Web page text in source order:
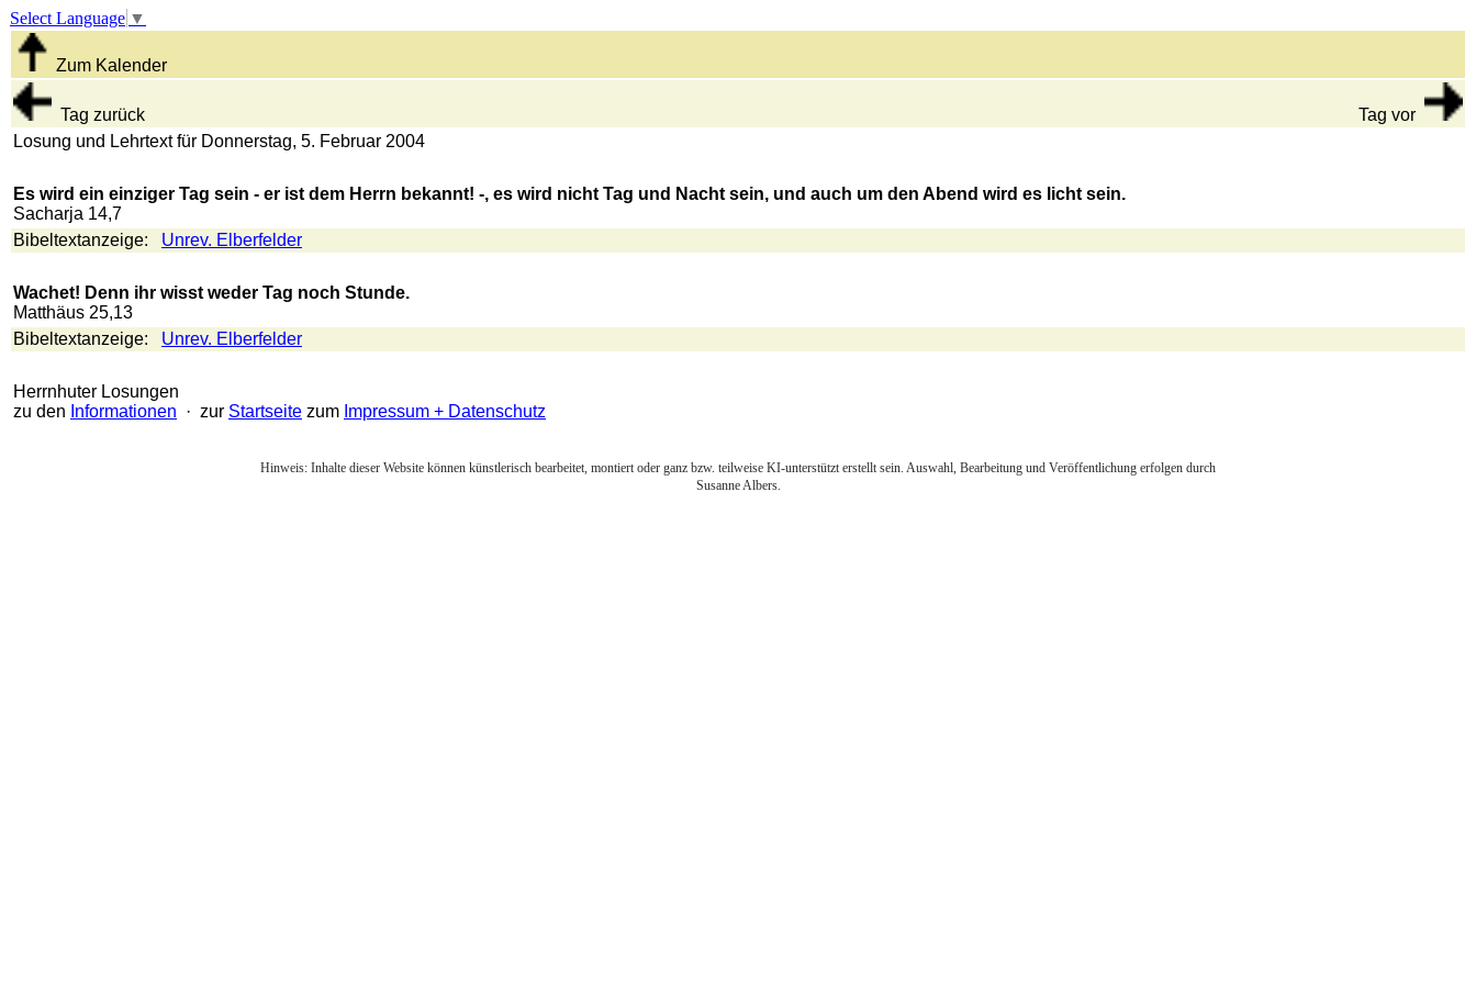
Select Language ▼
Zum Kalender
Tag zurück
Tag vor
Losung und Lehrtext für Donnerstag, 5. Februar 2004
Es wird ein einziger Tag sein - er ist dem Herrn bekannt! -, es wird nicht Tag und Nacht sein, und auch um den Abend wird es licht sein.
Sacharja 14,7
Bibeltextanzeige: Unrev. Elberfelder
Wachet! Denn ihr wisst weder Tag noch Stunde.
Matthäus 25,13
Bibeltextanzeige: Unrev. Elberfelder
Herrnhuter Losungen
zu den Informationen · zur Startseite zum Impressum + Datenschutz
Hinweis: Inhalte dieser Website können künstlerisch bearbeitet, montiert oder ganz bzw. teilweise KI-unterstützt erstellt sein. Auswahl, Bearbeitung und Veröffentlichung erfolgen durch
Susanne Albers.